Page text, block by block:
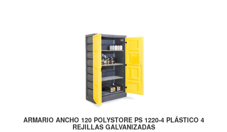
ARMARIO ANCHO 120 POLYSTORE PS 1220-4 PLÁSTICO 4
REJILLAS GALVANIZADAS